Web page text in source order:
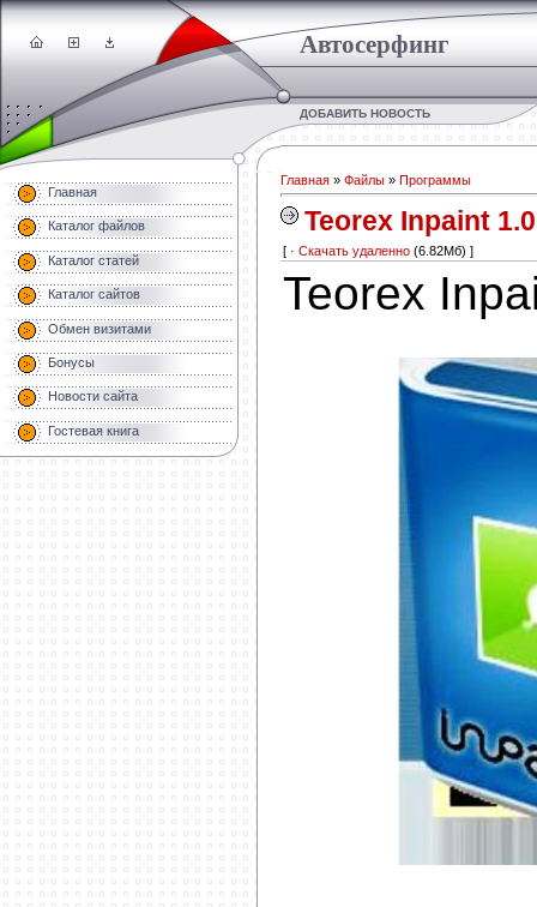
Автосерфинг
ДОБАВИТЬ НОВОСТЬ
Главная
Каталог файлов
Каталог статей
Каталог сайтов
Обмен визитами
Бонусы
Новости сайта
Гостевая книга
Главная » Файлы » Программы
Teorex Inpaint 1.0
[ · Скачать удаленно (6.82Мб) ]
Teorex